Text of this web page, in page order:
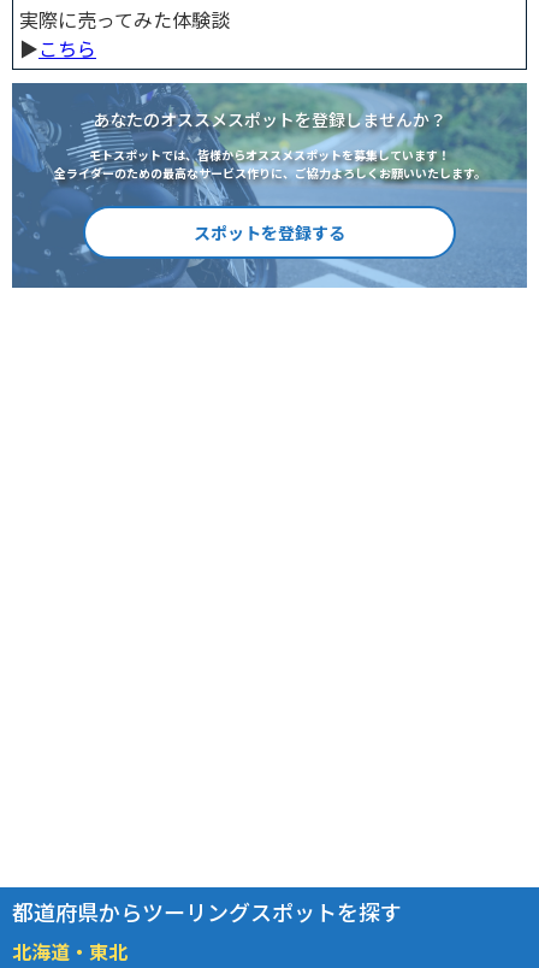
実際に売ってみた体験談
▶︎こちら
あなたのオススメスポットを登録しませんか？
モトスポットでは、皆様からオススメスポットを募集しています！
全ライダーのための最高なサービス作りに、ご協力よろしくお願いいたします。
スポットを登録する
都道府県からツーリングスポットを探す
北海道・東北